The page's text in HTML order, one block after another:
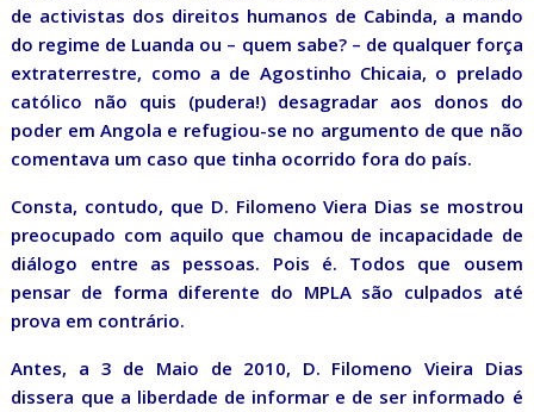
de activistas dos direitos humanos de Cabinda, a mando
do regime de Luanda ou – quem sabe? – de qualquer força
extraterrestre, como a de Agostinho Chicaia, o prelado
católico não quis (pudera!) desagradar aos donos do
poder em Angola e refugiou-se no argumento de que não
comentava um caso que tinha ocorrido fora do país.
Consta, contudo, que D. Filomeno Viera Dias se mostrou
preocupado com aquilo que chamou de incapacidade de
diálogo entre as pessoas. Pois é. Todos que ousem
pensar de forma diferente do MPLA são culpados até
prova em contrário.
Antes, a 3 de Maio de 2010, D. Filomeno Vieira Dias
dissera que a liberdade de informar e de ser informado é